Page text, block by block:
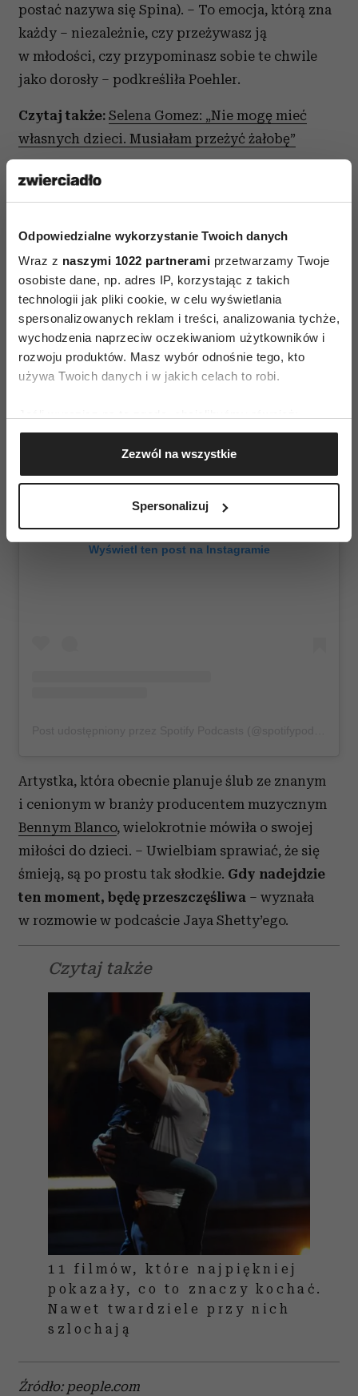
Odpowiedzialne wykorzystanie Twoich danych
Wraz z naszymi 1022 partnerami przetwarzamy Twoje
osobiste dane, np. adres IP, korzystając z takich
technologii jak pliki cookie, w celu wyświetlania
spersonalizowanych reklam i treści, analizowania tychże,
wychodzenia naprzeciw oczekiwaniom użytkowników i
rozwoju produktów. Masz wybór odnośnie tego, kto
używa Twoich danych i w jakich celach to robi.
Gromadzić dane dotyczące Twojej lokalizacji
geograficznej z dokładnością nawet do kilku metrów
Identyfikować Twoje urządzenie, aktywnie
(fingerprinting, czyli wirtualny odcisk palca)
dane są przetwarzane oraz ustaw własne preferencje w
Zezwól na wszystkie
Spersonalizuj
postać nazywa się Spina). – To emocja, którą zna
każdy – niezależnie, czy przeżywasz ją
w młodości, czy przypominasz sobie te chwile
jako dorosły – podkreśliła Poehler.
Czytaj także: Selena Gomez: „Nie mogę mieć
własnych dzieci. Musiałam przeżyć żałobę”
Dla Seleny Gomez siła tej animacji jest na tyle
istotna, że już teraz planuje włączyć ją do
niesamowite.Zmuszę moje dzieci, żeby go
obejrzały.Jeszcze ich nie mam, ale nie mogę się
doczekać – przyznała gwiazda.
Wyświetl ten post na Instagramie
Artystka, która obecnie planuje ślub ze znanym
i cenionym w branży producentem muzycznym
Bennym Blanco, wielokrotnie mówiła o swojej
miłości do dzieci. – Uwielbiam sprawiać, że się
śmieją, są po prostu tak słodkie. Gdy nadejdzie
ten moment, będę przeszczęśliwa – wyznała
w rozmowie w podcaście Jaya Shetty’ego.
Czytaj także
11 filmów, które najpiękniej
pokazały, co to znaczy kochać.
Nawet twardziele przy nich
szlochają
Źródło: people.com